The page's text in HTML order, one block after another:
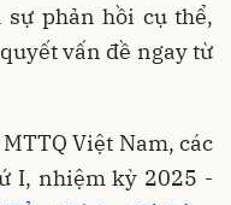
phản hồi cụ thể,
vấn đề ngay từ
Việt Nam, các
I, nhiệm kỳ 2025 -